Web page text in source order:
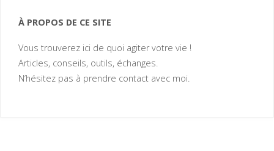
À PROPOS DE CE SITE
Vous trouverez ici de quoi agiter votre vie !
Articles, conseils, outils, échanges.
N’hésitez pas à prendre contact avec moi.